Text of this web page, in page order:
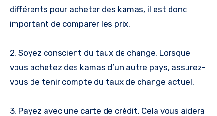
différents pour acheter des kamas, il est donc
important de comparer les prix.
2. Soyez conscient du taux de change. Lorsque
vous achetez des kamas d’un autre pays, assurez-
vous de tenir compte du taux de change actuel.
3. Payez avec une carte de crédit. Cela vous aidera